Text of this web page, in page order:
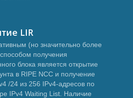
LIR
(но значительно более
получения
блока является открытие
в RIPE NCC и получение
/24 из 256 IPv4-адресов по
IPv4 Waiting List. Наличие